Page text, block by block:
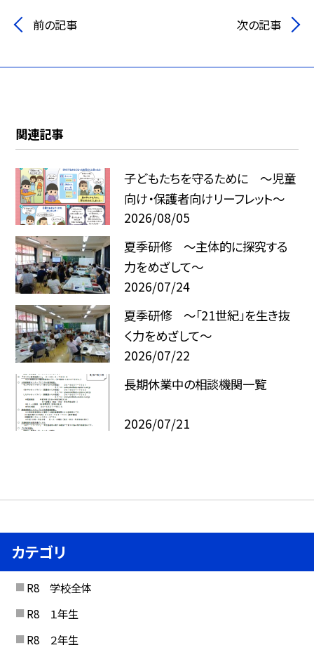
前の記事 次の記事
関連記事
子どもたちを守るために ～児童
向け・保護者向けリーフレット～
2026/08/05
夏季研修 ～主体的に探究する
力をめざして～
2026/07/24
夏季研修 ～「21世紀」を生き抜
く力をめざして～
2026/07/22
長期休業中の相談機関一覧
2026/07/21
カテゴリ
R8 学校全体
R8 １年生
R8 ２年生